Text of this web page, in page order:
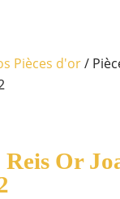
Pièces d'or/
Reis Or